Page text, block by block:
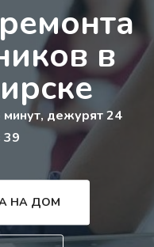
в
дежурят 24
39
НА ДОМ